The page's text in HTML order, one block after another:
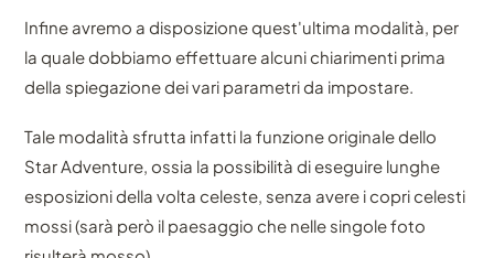
Infine avremo a disposizione quest'ultima modalità, per
la quale dobbiamo effettuare alcuni chiarimenti prima
della spiegazione dei vari parametri da impostare.
Tale modalità sfrutta infatti la funzione originale dello
Star Adventure, ossia la possibilità di eseguire lunghe
esposizioni della volta celeste, senza avere i copri celesti
mossi (sarà però il paesaggio che nelle singole foto